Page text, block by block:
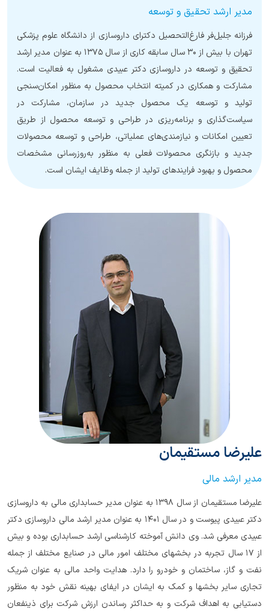
ﻣﺪﯾﺮ ارﺷﺪ ﺗﺤﻘﯿﻖ و ﺗﻮﺳﻌﻪ
فرزانه جلیل‌فر فارغ‌التحصیل دکترای داروسازی از دانشگاه علوم پزشکی
تهران با بیش از ۳۰ سال سابقه کاری از سال ۱۳۷۵ به عنوان مدیر ارشد
تحقیق و توسعه در داروسازی دکتر عبیدی مشغول به فعالیت است.
مشارکت و همکاری در کمیته انتخاب محصول به منظور امکان‌سنجی
تولید و توسعه یک محصول جدید در سازمان، مشارکت در
سیاست‌گذاری و برنامه‌ریزی در طراحی و توسعه محصول از طریق
تعیین امکانات و نیازمندی‌های عملیاتی، طراحی و توسعه محصولات
جدید و بازنگری محصولات فعلی به منظور به‌روز‌رسانی مشخصات
محصول و بهبود فرایند‌های تولید از جمله وظایف ایشان است.
علیرضا مستقیمان
مدیر ارشد مالی
علیرضا مستقیمان از سال ۱۳۹۸ به عنوان مدیر حسابداری مالی به داروسازی
دکتر عبیدی پیوست و در سال ۱۴۰۱ به عنوان مدیر ارشد مالی داروسازی دکتر
عبیدی معرفی شد. وی دانش آموخته کارشناسی ارشد حسابداری بوده و بیش
از ۱۷ سال تجربه در بخشهای مختلف امور مالی در صنایع مختلف از جمله
نفت و گاز، ساختمان و خودرو را دارد. هدایت واحد مالی به عنوان شریک
تجاری سایر بخشها و کمک به ایشان در ایفای بهینه نقش خود به منظور
دستیابی به اهداف شرکت و به حداکثر رساندن ارزش شرکت برای ذینفعان